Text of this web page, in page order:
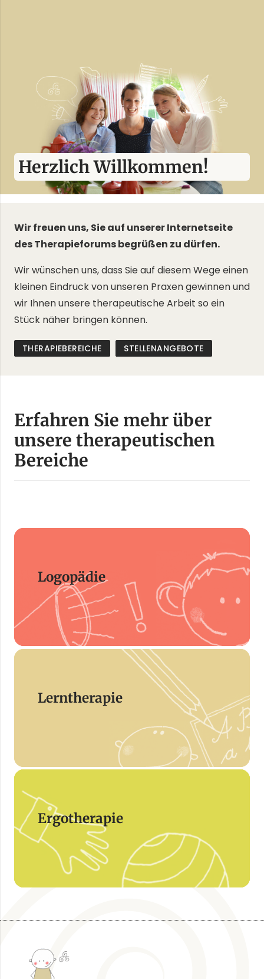
Herzlich Willkommen!
Wir freuen uns, Sie auf unserer Internetseite
des Therapieforums begrüßen zu dürfen.
Wir wünschen uns, dass Sie auf diesem Wege einen
kleinen Eindruck von unseren Praxen gewinnen und
wir Ihnen unsere therapeutische Arbeit so ein
Stück näher bringen können.
THERAPIEBEREICHE STELLENANGEBOTE
Erfahren Sie mehr über
unsere therapeutischen
Bereiche
Logopädie
Lerntherapie
Ergotherapie